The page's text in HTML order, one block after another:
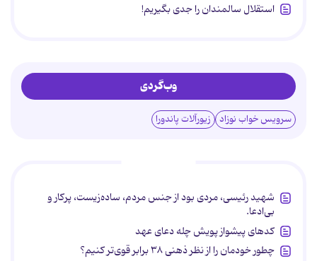
استقلال سالمندان را جدی بگیریم!
وب‌گردی
سرویس خواب نوزاد زیورآلات پاندورا
شهید رئیسی، مردی بود از جنس مردم، ساده‌زیست، پرکار و
بی‌ادعا.
کدهای پیشواز پویش چله دعای عهد
چطور خودمان را از نظر ذهنی ۳۸ برابر قوی‌تر کنیم؟